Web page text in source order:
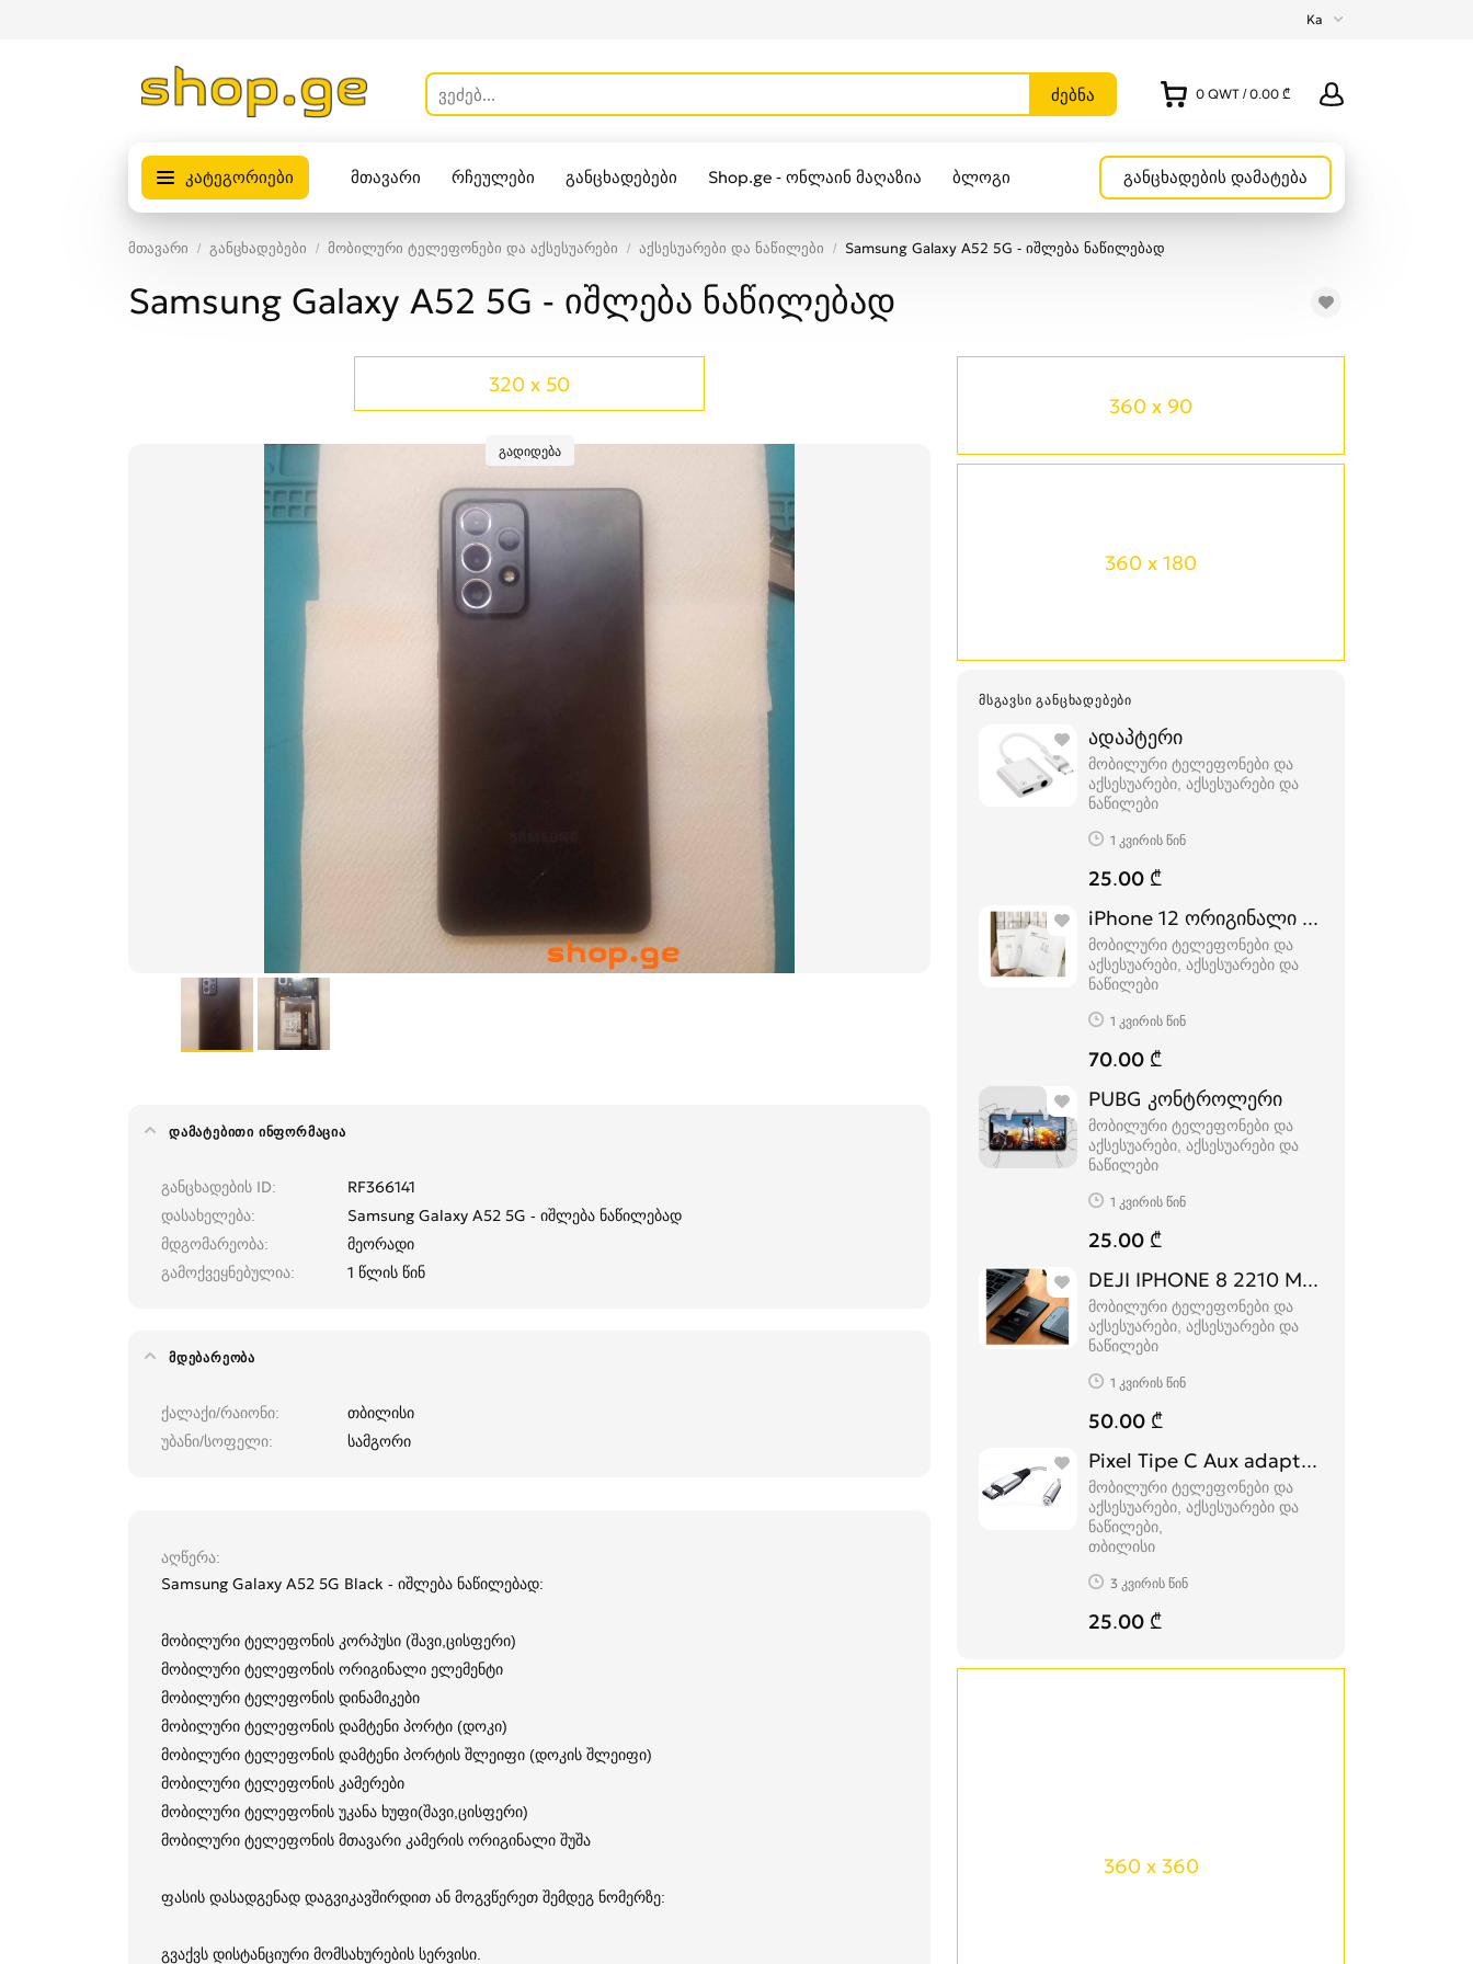
Ka
0 QWT / 0.00 ₾
კატეგორიები მთავარი რჩეულები განცხადებები Shop.ge - ონლაინ მაღაზია ბლოგი განცხადების დამატება
მთავარი განცხადებები მობილური ტელეფონები და აქსესუარები აქსესუარები და ნაწილები Samsung Galaxy A52 5G - იშლება ნაწილებად
Samsung Galaxy A52 5G - იშლება ნაწილებად
360 x 90
360 x 180
ᲛᲡᲒᲐᲕᲡᲘ ᲒᲐᲜᲪᲮᲐᲓᲔᲑᲔᲑᲘ
ადაპტერი
მობილური ტელეფონები და
აქსესუარები, აქსესუარები და
ნაწილები
1 კვირის წინ
25.00 ₾
iPhone 12 ორიგინალი დამტენი
მობილური ტელეფონები და
აქსესუარები, აქსესუარები და
ნაწილები
1 კვირის წინ
70.00 ₾
PUBG კონტროლერი
მობილური ტელეფონები და
აქსესუარები, აქსესუარები და
ნაწილები
1 კვირის წინ
25.00 ₾
DEJI IPHONE 8 2210 Mah (oroginal)
მობილური ტელეფონები და
აქსესუარები, აქსესუარები და
ნაწილები
1 კვირის წინ
50.00 ₾
Pixel Tipe C Aux adapter აუსის
მობილური ტელეფონები და
აქსესუარები, აქსესუარები და
ნაწილები
თბილისი
3 კვირის წინ
25.00 ₾
360 x 360
320 x 50
გადიდება
ᲓᲐᲛᲐᲢᲔᲑᲘᲗᲘ ᲘᲜᲤᲝᲠᲛᲐᲪᲘᲐ
განცხადების ID
RF366141
დასახელება
Samsung Galaxy A52 5G - იშლება ნაწილებად
მდგომარეობა
მეორადი
გამოქვეყნებულია
1 წლის წინ
ᲛᲓᲔᲑᲐᲠᲔᲝᲑᲐ
ქალაქი/რაიონი
თბილისი
უბანი/სოფელი
სამგორი
აღწერა
Samsung Galaxy A52 5G Black - იშლება ნაწილებად:
მობილური ტელეფონის კორპუსი (შავი,ცისფერი)
მობილური ტელეფონის ორიგინალი ელემენტი
მობილური ტელეფონის დინამიკები
მობილური ტელეფონის დამტენი პორტი (დოკი)
მობილური ტელეფონის დამტენი პორტის შლეიფი (დოკის შლეიფი)
მობილური ტელეფონის კამერები
მობილური ტელეფონის უკანა ხუფი(შავი,ცისფერი)
მობილური ტელეფონის მთავარი კამერის ორიგინალი შუშა
ფასის დასადგენად დაგვიკავშირდით ან მოგვწერეთ შემდეგ ნომერზე:
გვაქვს დისტანციური მომსახურების სერვისი.